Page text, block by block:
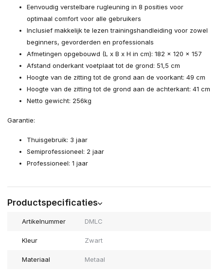
Eenvoudig verstelbare rugleuning in 8 posities voor
optimaal comfort voor alle gebruikers
Inclusief makkelijk te lezen trainingshandleiding voor zowel
beginners, gevorderden en professionals
Afmetingen opgebouwd (L x B x H in cm): 182 x 120 x 157
Afstand onderkant voetplaat tot de grond: 51,5 cm
Hoogte van de zitting tot de grond aan de voorkant: 49 cm
Hoogte van de zitting tot de grond aan de achterkant: 41 cm
Netto gewicht: 256kg
Garantie:
Thuisgebruik: 3 jaar
Semiprofessioneel: 2 jaar
Professioneel: 1 jaar
Productspecificaties
Artikelnummer DMLC
Kleur Zwart
Materiaal Metaal